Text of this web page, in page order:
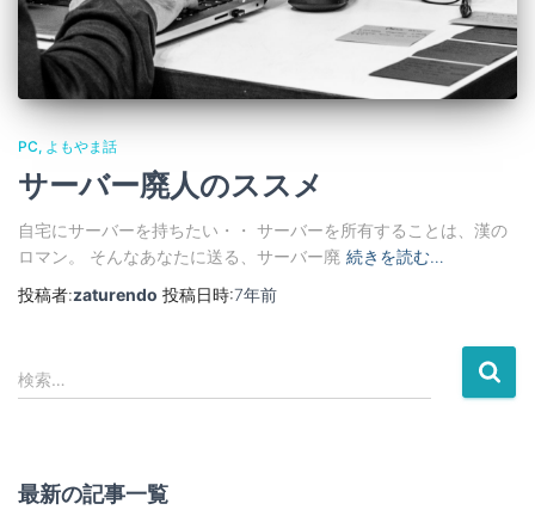
PC よもやま話
サーバー廃人のススメ
自宅にサーバーを持ちたい・・ サーバーを所有することは、漢の
ロマン。 そんなあなたに送る、サーバー廃 続きを読む…
投稿者:zaturendo 投稿日時:7年前
検
索
検索…
最新の記事一覧